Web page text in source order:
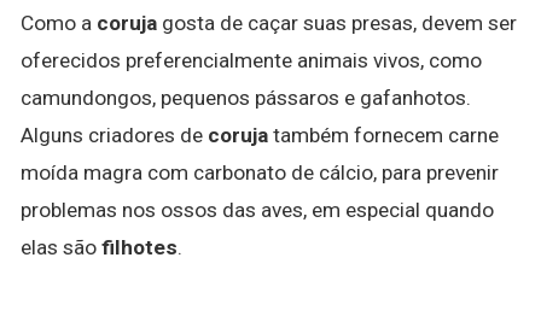
Como a coruja gosta de caçar suas presas, devem ser
oferecidos preferencialmente animais vivos, como
camundongos, pequenos pássaros e gafanhotos.
Alguns criadores de coruja também fornecem carne
moída magra com carbonato de cálcio, para prevenir
problemas nos ossos das aves, em especial quando
elas são filhotes.